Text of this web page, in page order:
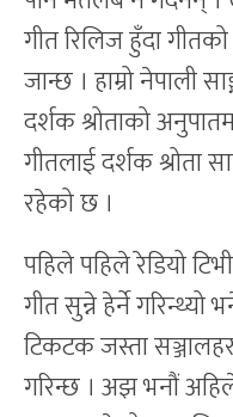
गीत रिलिज हुँदा
जान्छ । हाम्रो नेपाली
दर्शक श्रोताको
गीतलाई दर्शक श्रोता
रहेको छ ।
पहिले पहिले रेडियो
गीत सुन्ने हेर्ने
टिकटक जस्ता सञ्जालहरु
गरिन्छ । अझ भनौं